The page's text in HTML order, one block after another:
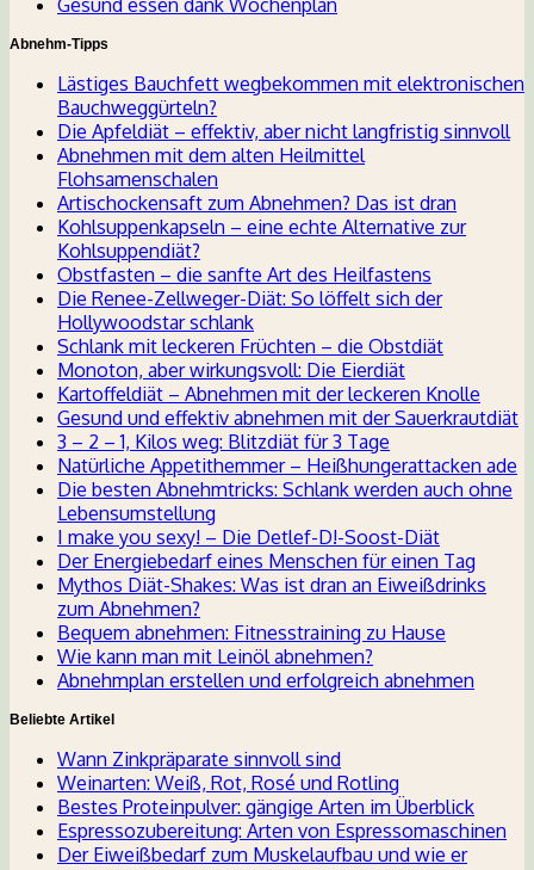
Abnehm-Tipps
Lästiges Bauchfett wegbekommen mit elektronischen
Bauchweggürteln?
Die Apfeldiät – effektiv, aber nicht langfristig sinnvoll
Abnehmen mit dem alten Heilmittel
Flohsamenschalen
Artischockensaft zum Abnehmen? Das ist dran
Kohlsuppenkapseln – eine echte Alternative zur
Kohlsuppendiät?
Obstfasten – die sanfte Art des Heilfastens
Die Renee-Zellweger-Diät: So löffelt sich der
Hollywoodstar schlank
Schlank mit leckeren Früchten – die Obstdiät
Monoton, aber wirkungsvoll: Die Eierdiät
Kartoffeldiät – Abnehmen mit der leckeren Knolle
Gesund und effektiv abnehmen mit der Sauerkrautdiät
3 – 2 – 1, Kilos weg: Blitzdiät für 3 Tage
Natürliche Appetithemmer – Heißhungerattacken ade
Die besten Abnehmtricks: Schlank werden auch ohne
Lebensumstellung
I make you sexy! – Die Detlef-D!-Soost-Diät
Der Energiebedarf eines Menschen für einen Tag
Mythos Diät-Shakes: Was ist dran an Eiweißdrinks
zum Abnehmen?
Bequem abnehmen: Fitnesstraining zu Hause
Wie kann man mit Leinöl abnehmen?
Abnehmplan erstellen und erfolgreich abnehmen
Beliebte Artikel
Wann Zinkpräparate sinnvoll sind
Weinarten: Weiß, Rot, Rosé und Rotling
Bestes Proteinpulver: gängige Arten im Überblick
Espressozubereitung: Arten von Espressomaschinen
Der Eiweißbedarf zum Muskelaufbau und wie er